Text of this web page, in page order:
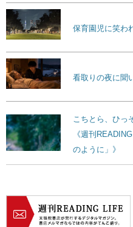
保育園児に笑わ
看取りの夜に聞
こちとら、ひっ
《週刊
のように」》